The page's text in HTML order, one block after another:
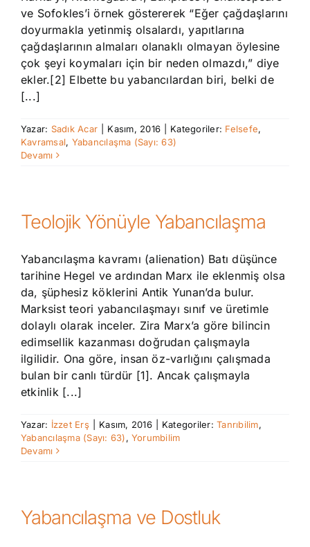
ve Sofokles’i örnek göstererek “Eğer çağdaşlarını
doyurmakla yetinmiş olsalardı, yapıtlarına
çağdaşlarının almaları olanaklı olmayan öylesine
çok şeyi koymaları için bir neden olmazdı,” diye
ekler.[2] Elbette bu yabancılardan biri, belki de
[...]
Yazar: Sadık Acar Kasım, 2016 Kategoriler: Felsefe,
Kavramsal, Yabancılaşma (Sayı: 63)
Devamı
Teolojik Yönüyle Yabancılaşma
Yabancılaşma kavramı (alienation) Batı düşünce
tarihine Hegel ve ardından Marx ile eklenmiş olsa
da, şüphesiz köklerini Antik Yunan’da bulur.
Marksist teori yabancılaşmayı sınıf ve üretimle
dolaylı olarak inceler. Zira Marx’a göre bilincin
edimsellik kazanması doğrudan çalışmayla
ilgilidir. Ona göre, insan öz-varlığını çalışmada
bulan bir canlı türdür [1]. Ancak çalışmayla
etkinlik [...]
Yazar: İzzet Erş Kasım, 2016 Kategoriler:Tanrıbilim,
Yabancılaşma (Sayı: 63),Yorumbilim
Devamı
Yabancılaşma ve Dostluk